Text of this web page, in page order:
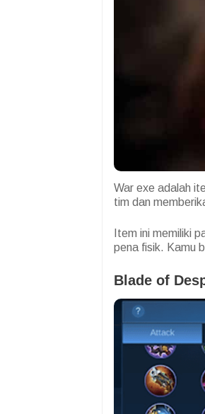
War exe adalah
tim dan
Item ini memiliki
pena fisik. Kamu
Blade of